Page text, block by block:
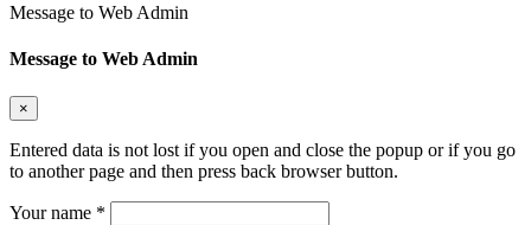
Message to Web Admin
Message to Web Admin
×
Entered data is not lost if you open and close the popup or if you go
to another page and then press back browser button.
Your name *